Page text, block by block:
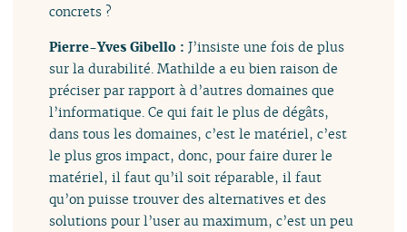
concrets ?
Pierre-Yves Gibello :J’insiste une fois de plus
sur la durabilité. Mathilde a eu bien raison de
préciser par rapport à d’autres domaines que
l’informatique. Ce qui fait le plus de dégâts,
dans tous les domaines, c’est le matériel, c’est
le plus gros impact, donc, pour faire durer le
matériel, il faut qu’il soit réparable, il faut
qu’on puisse trouver des alternatives et des
solutions pour l’user au maximum, c’est un peu